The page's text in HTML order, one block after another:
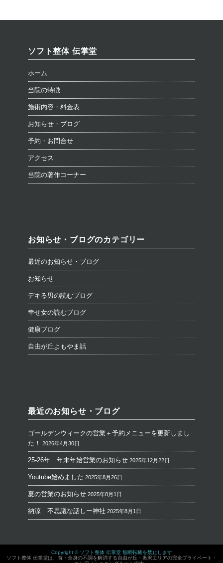
ソフト整体 伝掌堂
ホーム
当院の特徴
施術内容・料金表
お知らせ・ブログ
予約・お問合せ
アクセス
当院の著作コーナー
お知らせ・ブログのカテゴリー
最近のお知らせ・ブログ
お知らせ
デキる男の読むブログ
幸せ女の読むブログ
健康ブログ
自由が丘よもやま話
最近のお知らせ・ブログ
ゴールデンウィークの営業＋予約メニューを更新しまし
た！
2026年4月30日
25-26年 年末年始営業のお知らせ 2025年12月22日
Youtube始めました 2025年8月26日
夏の営業のお知らせ 2025年8月1日
納涼 不思議な話しー神社 2025年8月1日
Copyright © ソフト整体 伝掌堂 無断転載を禁止します
ソフト整体 伝掌堂は、首・全身の不調を解消する自由が丘・奥沢エリアの完全プライベート・